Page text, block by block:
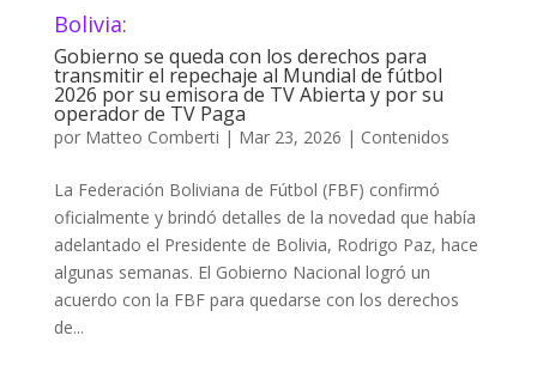
Bolivia:
Gobierno se queda con los derechos para
transmitir el repechaje al Mundial de fútbol
2026 por su emisora de TV Abierta y por su
operador de TV Paga
por Matteo Comberti | Mar 23, 2026 | Contenidos
La Federación Boliviana de Fútbol (FBF) confirmó
oficialmente y brindó detalles de la novedad que había
adelantado el Presidente de Bolivia, Rodrigo Paz, hace
algunas semanas. El Gobierno Nacional logró un
acuerdo con la FBF para quedarse con los derechos
de...